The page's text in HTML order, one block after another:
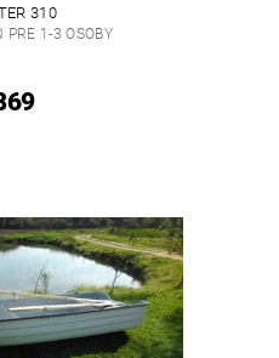
310
PRE 1-3 OSOBY